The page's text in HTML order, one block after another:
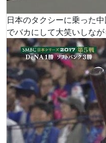
日本のタクシーに乗った
でバカにして大笑いしな